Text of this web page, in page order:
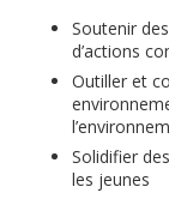
Soutenir
d’actions
Outiller et
Solidifier
les jeunes